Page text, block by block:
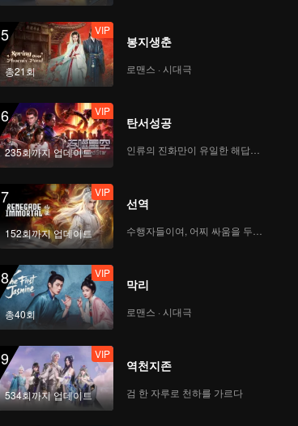
143
VIP
145
VIP
146
147
VIP
148
5
총21회
VIP
봉지생춘
로맨스 · 시대극
6
235회까지 업데이트
VIP
탄서성공
인류의 진화만이 유일한 해답이다
7
152회까지 업데이트
VIP
선역
8
총40회
VIP
막리
로맨스 · 시대극
9
534회까지 업데이트
VIP
역천지존
검 한 자루로 천하를 가르다